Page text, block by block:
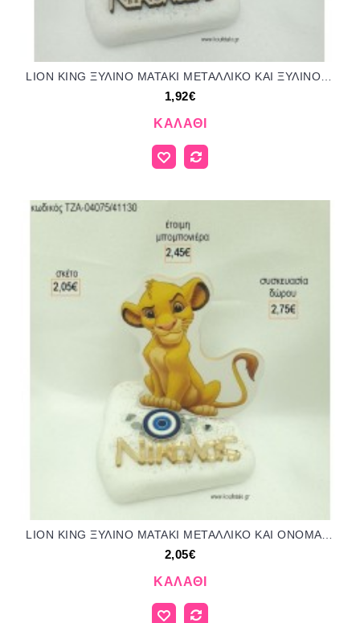
1,92€
ΚΑΛΆΘΙ
LION KING ΞΥΛΙΝΟ ΜΑΤΑΚΙ ΜΕΤΑΛΛΙΚΟ ΚΑΙ ΟΝΟΜΑ PLEXIGLASS ΣΕ ΒΟΤΣΑΛΟ για μπομπονιέρες - δώρα πάρτυ - εορτών - γέννησης - γούρια - φτιάξτο μόνος σου ΤΖΑ-04075/41130 2.05€!!!
2,05€
ΚΑΛΆΘΙ